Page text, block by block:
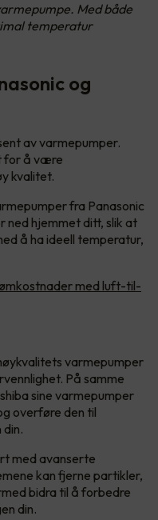
Med både
temperatur
og
av varmepumper.
for å være
kvalitet.
fra Panasonic
ned hjemmet ditt, slik at
å ha ideell temperatur,
med luft-til-
varmepumper
På samme
sine varmepumper
overføre den til
med avanserte
kan fjerne partikler,
bidra til å forbedre
din.